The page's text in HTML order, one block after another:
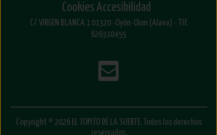
CookiesAccesibilidad
C/ VIRGEN BLANCA 1 01320 -Oyón-Oion (Alava) - Tlf.
626310455
Copyright © 2026 EL TOPITO DE LA SUERTE. Todos los derechos
reservados.